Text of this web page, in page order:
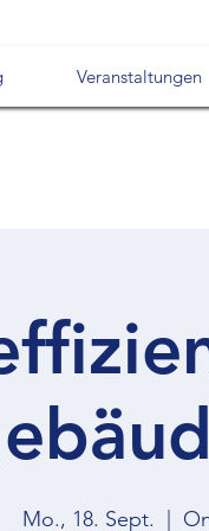
Veranstaltungen
Mo., 18. Sept.